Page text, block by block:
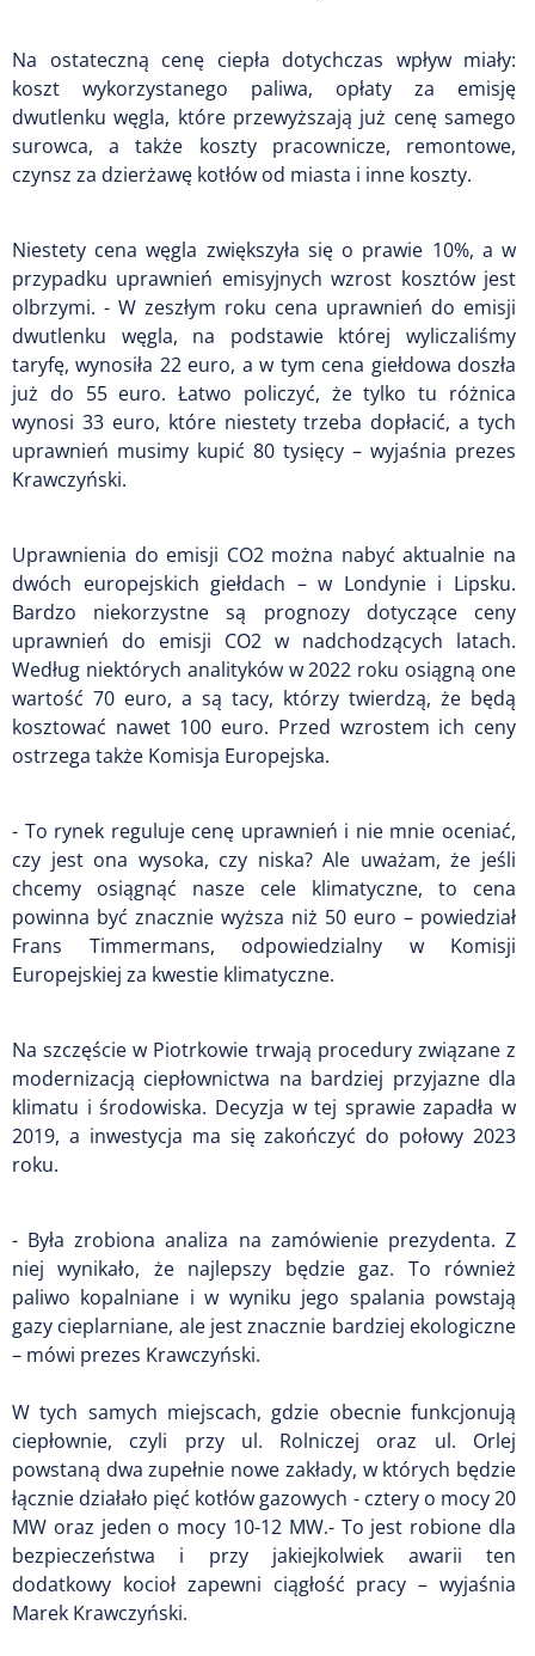
Na ostateczną cenę ciepła dotychczas wpływ miały:
koszt wykorzystanego paliwa, opłaty za emisję
dwutlenku węgla, które przewyższają już cenę samego
surowca, a także koszty pracownicze, remontowe,
czynsz za dzierżawę kotłów od miasta i inne koszty.
Niestety cena węgla zwiększyła się o prawie 10%, a w
przypadku uprawnień emisyjnych wzrost kosztów jest
olbrzymi. - W zeszłym roku cena uprawnień do emisji
dwutlenku węgla, na podstawie której wyliczaliśmy
taryfę, wynosiła 22 euro, a w tym cena giełdowa doszła
już do 55 euro. Łatwo policzyć, że tylko tu różnica
wynosi 33 euro, które niestety trzeba dopłacić, a tych
uprawnień musimy kupić 80 tysięcy – wyjaśnia prezes
Krawczyński.
Uprawnienia do emisji CO2 można nabyć aktualnie na
dwóch europejskich giełdach – w Londynie i Lipsku.
Bardzo niekorzystne są prognozy dotyczące ceny
uprawnień do emisji CO2 w nadchodzących latach.
Według niektórych analityków w 2022 roku osiągną one
wartość 70 euro, a są tacy, którzy twierdzą, że będą
kosztować nawet 100 euro. Przed wzrostem ich ceny
ostrzega także Komisja Europejska.
- To rynek reguluje cenę uprawnień i nie mnie oceniać,
czy jest ona wysoka, czy niska? Ale uważam, że jeśli
chcemy osiągnąć nasze cele klimatyczne, to cena
powinna być znacznie wyższa niż 50 euro – powiedział
Frans Timmermans, odpowiedzialny w Komisji
Europejskiej za kwestie klimatyczne.
Na szczęście w Piotrkowie trwają procedury związane z
modernizacją ciepłownictwa na bardziej przyjazne dla
klimatu i środowiska. Decyzja w tej sprawie zapadła w
2019, a inwestycja ma się zakończyć do połowy 2023
roku.
- Była zrobiona analiza na zamówienie prezydenta. Z
niej wynikało, że najlepszy będzie gaz. To również
paliwo kopalniane i w wyniku jego spalania powstają
gazy cieplarniane, ale jest znacznie bardziej ekologiczne
– mówi prezes Krawczyński.
W tych samych miejscach, gdzie obecnie funkcjonują
ciepłownie, czyli przy ul. Rolniczej oraz ul. Orlej
powstaną dwa zupełnie nowe zakłady, w których będzie
łącznie działało pięć kotłów gazowych - cztery o mocy 20
MW oraz jeden o mocy 10-12 MW.- To jest robione dla
bezpieczeństwa i przy jakiejkolwiek awarii ten
dodatkowy kocioł zapewni ciągłość pracy – wyjaśnia
Marek Krawczyński.